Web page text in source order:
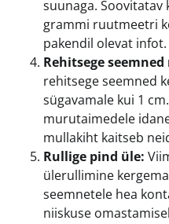
suunaga.
grammi ruutmeetri
pakendil olevat infot.
Rehitsege
rehitsege seemned
sügavamale kui 1
murutaimedele
mullakiht kaitseb
Rullige pind üle:
ülerullimine
seemnetele hea
niiskuse